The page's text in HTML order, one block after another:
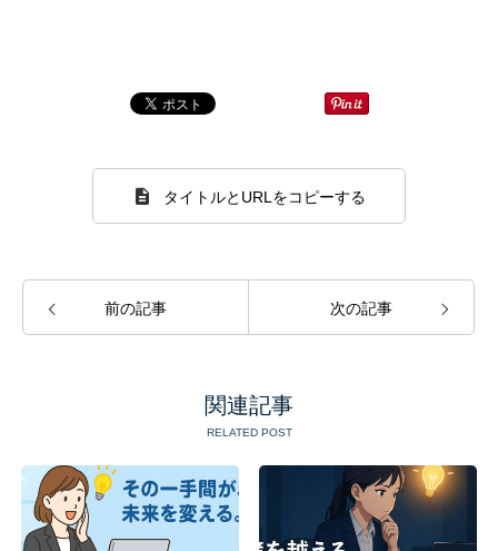
タイトルとURLをコピーする
前の記事 次の記事
関連記事
RELATED POST